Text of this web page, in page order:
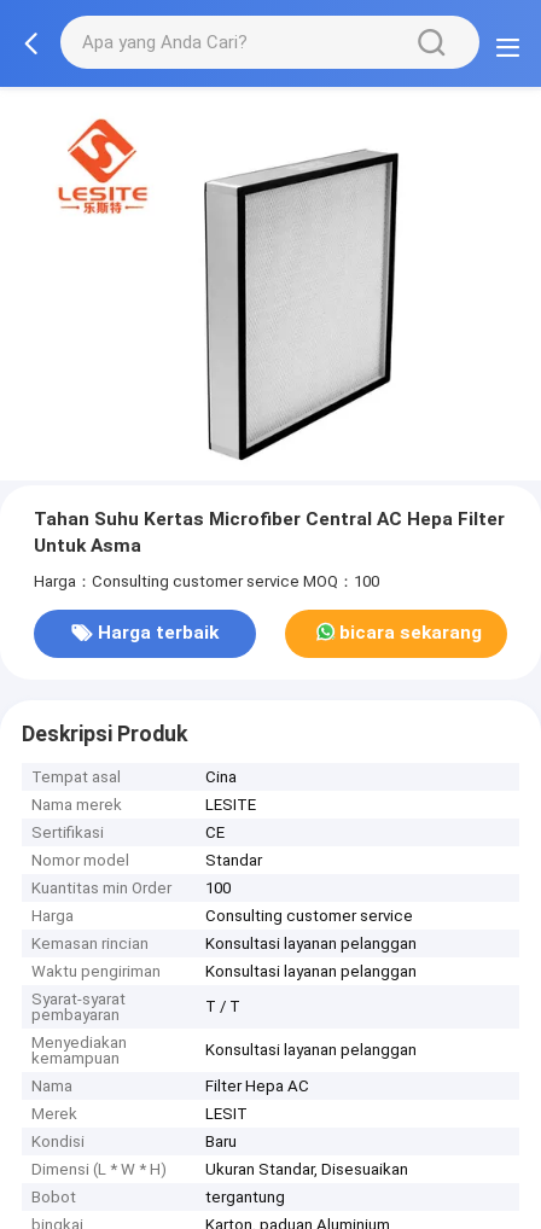
Tahan Suhu Kertas Microfiber Central AC Hepa Filter
Untuk Asma
Harga：Consulting customer service MOQ：100
Harga terbaik bicara sekarang
Deskripsi Produk
Tempat asal
Cina
Nama merek
LESITE
Sertifikasi
CE
Nomor model
Standar
Kuantitas min Order
100
Harga
Consulting customer service
Kemasan rincian
Konsultasi layanan pelanggan
Waktu pengiriman
Konsultasi layanan pelanggan
Syarat-syarat
pembayaran
T / T
Menyediakan
kemampuan
Konsultasi layanan pelanggan
Nama
Filter Hepa AC
Merek
LESIT
Kondisi
Baru
Dimensi (L * W * H)
Ukuran Standar, Disesuaikan
Bobot
tergantung
bingkai
Karton, paduan Aluminium